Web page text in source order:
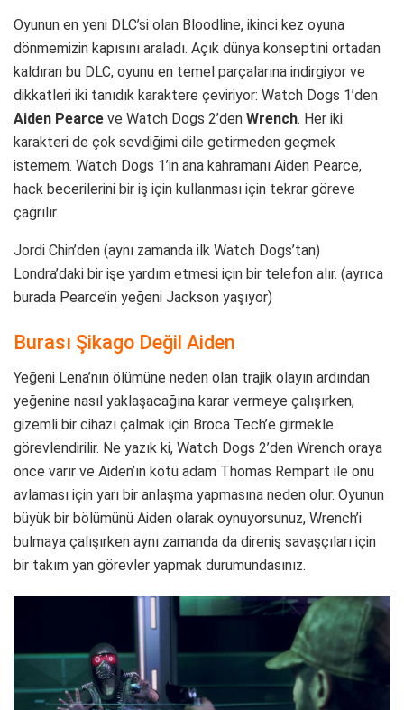
Oyunun en yeni DLC’si olan Bloodline, ikinci kez oyuna
dönmemizin kapısını araladı. Açık dünya konseptini ortadan
kaldıran bu DLC, oyunu en temel parçalarına indirgiyor ve
dikkatleri iki tanıdık karaktere çeviriyor: Watch Dogs 1’den
Aiden Pearce ve Watch Dogs 2’den Wrench. Her iki
karakteri de çok sevdiğimi dile getirmeden geçmek
istemem. Watch Dogs 1’in ana kahramanı Aiden Pearce,
hack becerilerini bir iş için kullanması için tekrar göreve
çağrılır.
Jordi Chin’den (aynı zamanda ilk Watch Dogs’tan)
Londra’daki bir işe yardım etmesi için bir telefon alır. (ayrıca
burada Pearce’in yeğeni Jackson yaşıyor)
Burası Şikago Değil Aiden
Yeğeni Lena’nın ölümüne neden olan trajik olayın ardından
yeğenine nasıl yaklaşacağına karar vermeye çalışırken,
gizemli bir cihazı çalmak için Broca Tech’e girmekle
görevlendirilir. Ne yazık ki, Watch Dogs 2’den Wrench oraya
önce varır ve Aiden’ın kötü adam Thomas Rempart ile onu
avlaması için yarı bir anlaşma yapmasına neden olur. Oyunun
büyük bir bölümünü Aiden olarak oynuyorsunuz, Wrench’i
bulmaya çalışırken aynı zamanda da direniş savaşçıları için
bir takım yan görevler yapmak durumundasınız.